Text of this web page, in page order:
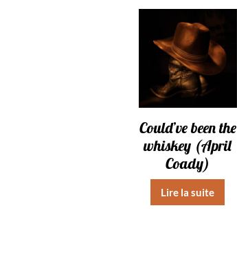
Could’ve been the
whiskey (April
Coady)
Lire la suite